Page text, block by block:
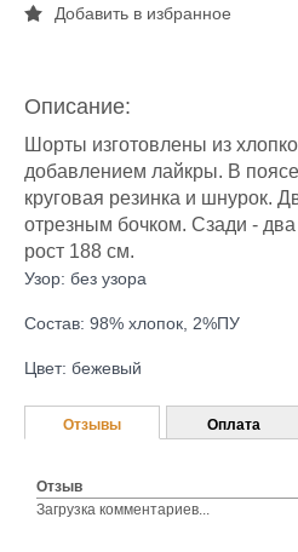
Добавить в избранное
Описание:
Шорты изготовлены из
добавлением лайкры. В
круговая резинка и шнурок.
отрезным бочком. Сзади -
рост 188 см.
Узор: без узора
Состав: 98% хлопок, 2%ПУ
Цвет: бежевый
Отзывы
Отзыв
Загрузка комментариев...
Оплата